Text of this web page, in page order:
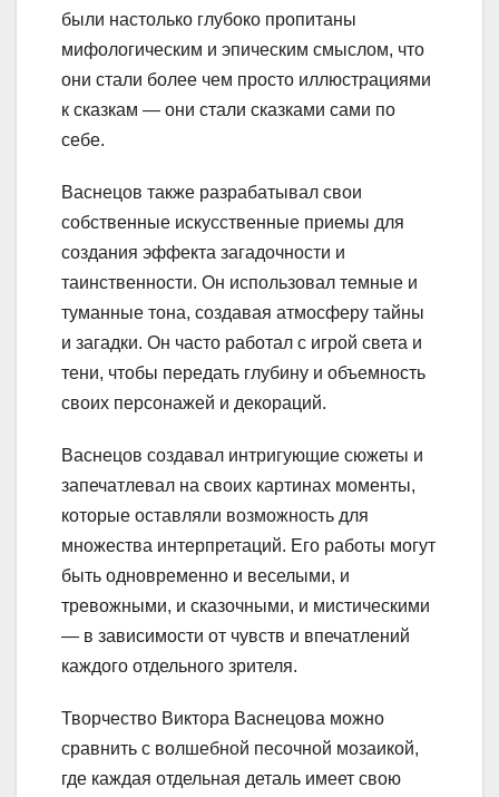
были настолько глубоко пропитаны
мифологическим и эпическим смыслом, что
они стали более чем просто иллюстрациями
к сказкам — они стали сказками сами по
себе.
Васнецов также разрабатывал свои
собственные искусственные приемы для
создания эффекта загадочности и
таинственности. Он использовал темные и
туманные тона, создавая атмосферу тайны
и загадки. Он часто работал с игрой света и
тени, чтобы передать глубину и объемность
своих персонажей и декораций.
Васнецов создавал интригующие сюжеты и
запечатлевал на своих картинах моменты,
которые оставляли возможность для
множества интерпретаций. Его работы могут
быть одновременно и веселыми, и
тревожными, и сказочными, и мистическими
— в зависимости от чувств и впечатлений
каждого отдельного зрителя.
Творчество Виктора Васнецова можно
сравнить с волшебной песочной мозаикой,
где каждая отдельная деталь имеет свою